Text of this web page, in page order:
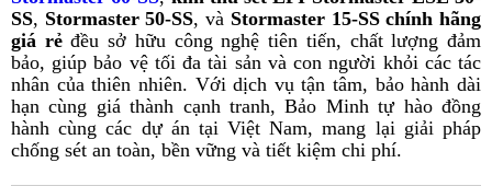
SS, Stormaster 50-SS, và Stormaster 15-SS chính hãng
giá rẻđều sở hữu công nghệ tiên tiến, chất lượng đảm
bảo, giúp bảo vệ tối đa tài sản và con người khỏi các tác
nhân của thiên nhiên. Với dịch vụ tận tâm, bảo hành dài
hạn cùng giá thành cạnh tranh, Bảo Minh tự hào đồng
hành cùng các dự án tại Việt Nam, mang lại giải pháp
chống sét an toàn, bền vững và tiết kiệm chi phí.